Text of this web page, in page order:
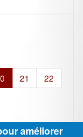
21
22
améliorer